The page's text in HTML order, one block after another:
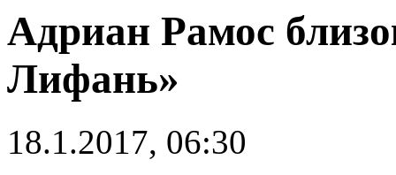
Адриан Рамос
Лифань»
18.1.2017, 06:30